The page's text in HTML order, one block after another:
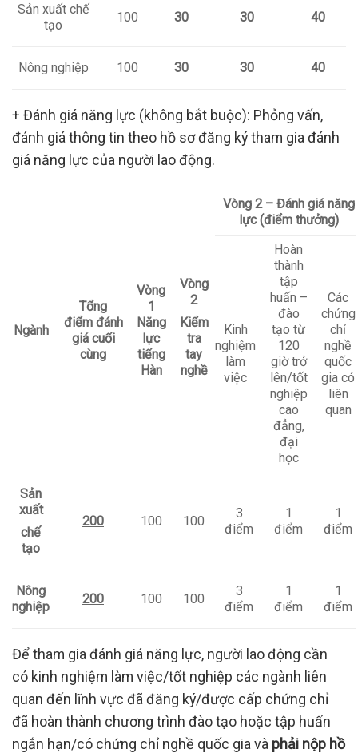
Sản xuất chế
tạo
100 30 30 40
Nông nghiệp 100 30 30 40
+ Đánh giá năng lực (không bắt buộc): Phỏng vấn,
đánh giá thông tin theo hồ sơ đăng ký tham gia đánh
giá năng lực của người lao động.
Ngành
Tổng
điểmđánh
giá cuối
cùng
Vòng
1
Năng
lực
tiếng
Hàn
Vòng
2
Kiểm
tra
tay
nghề
Vòng 2 – Đánh giá năng
lực (điểm thưởng)
Kinh
nghiệm
làm
việc
Hoàn
thành
tập
huấn –
đào
tạo từ
120
giờ trở
lên/tốt
nghiệp
cao
đẳng,
đại
học
Các
chứng
chỉ
nghề
quốc
gia có
liên
quan
Sản
xuất
chế
tạo
200 100 100
3
điểm
1
điểm
1
điểm
Nông
nghiệp
200 100 100
3
điểm
1
điểm
1
điểm
Để tham gia đánh giá năng lực, người lao động cần
có kinh nghiệm làm việc/tốt nghiệp các ngành liên
quan đến lĩnh vực đã đăng ký/được cấp chứng chỉ
đã hoàn thành chương trình đào tạo hoặc tập huấn
ngắn hạn/có chứng chỉ nghề quốc gia và phải nộp hồ